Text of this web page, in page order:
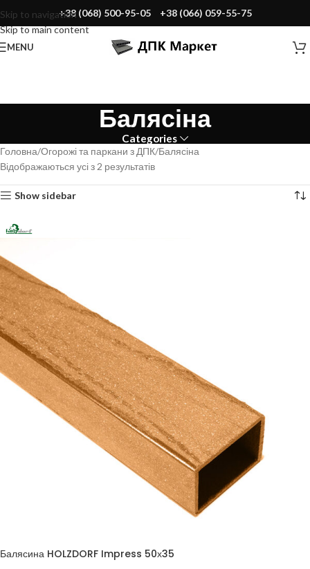
Skip to navigation
Skip to main content
+38 (068) 500-95-05 +38 (066) 059-55-75
MENU
Балясіна
Categories
Головна Огорожі та паркани з ДПК Балясіна
Відображаються усі з 2 результатів
Show sidebar
Балясина HOLZDORF Impress 50х35